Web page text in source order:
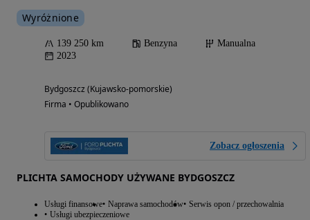
Wyróżnione
139 250 km Benzyna
Manualna
2023
Bydgoszcz (Kujawsko-pomorskie)
Firma • Opublikowano
Zobacz ogłoszenia
PLICHTA SAMOCHODY UŻYWANE BYDGOSZCZ
Usługi finansowe Naprawa samochodów Serwis opon / przechowalnia
Usługi ubezpieczeniowe